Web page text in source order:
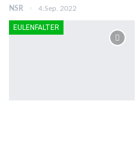
NSR 4.Sep. 2022
EULENFALTER